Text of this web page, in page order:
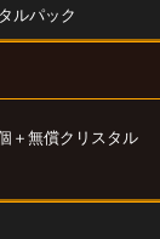
ルパック
＋無償クリスタル